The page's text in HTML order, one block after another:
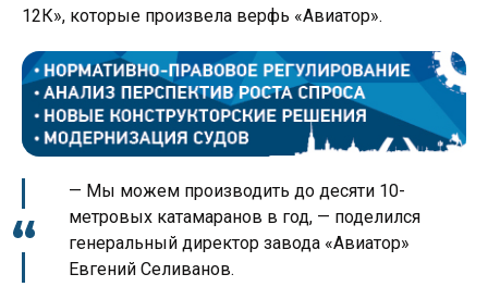
12К», которые произвела верфь «Авиатор».
— Мы можем производить до десяти 10-
метровых катамаранов в год, — поделился
генеральный директор завода «Авиатор»
Евгений Селиванов.